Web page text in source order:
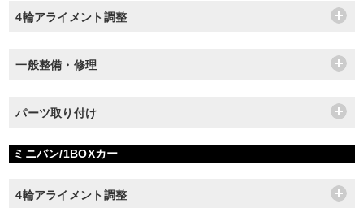
4輪アライメント調整
一般整備・修理
パーツ取り付け
ミニバン/1BOXカー
4輪アライメント調整